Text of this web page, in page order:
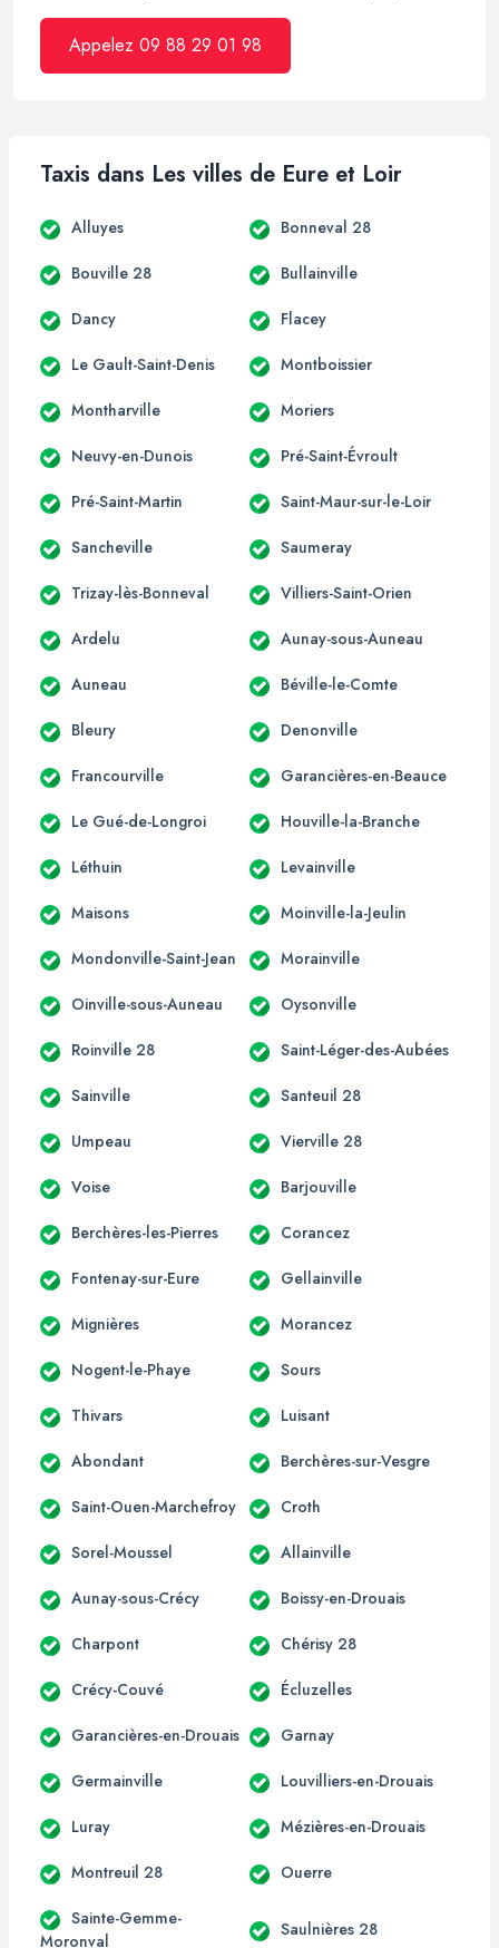
Appelez 09 88 29 01 98
Taxis dans Les villes de Eure et Loir
Alluyes Bonneval 28
Bouville 28 Bullainville
Dancy Flacey
Le Gault-Saint-Denis Montboissier
Montharville Moriers
Neuvy-en-Dunois Pré-Saint-Évroult
Pré-Saint-Martin Saint-Maur-sur-le-Loir
Sancheville Saumeray
Trizay-lès-Bonneval Villiers-Saint-Orien
Ardelu Aunay-sous-Auneau
Auneau Béville-le-Comte
Bleury Denonville
Francourville Garancières-en-Beauce
Le Gué-de-Longroi Houville-la-Branche
Léthuin Levainville
Maisons Moinville-la-Jeulin
Mondonville-Saint-Jean Morainville
Oinville-sous-Auneau Oysonville
Roinville 28 Saint-Léger-des-Aubées
Sainville Santeuil 28
Umpeau Vierville 28
Voise Barjouville
Berchères-les-Pierres Corancez
Fontenay-sur-Eure Gellainville
Mignières Morancez
Nogent-le-Phaye Sours
Thivars Luisant
Abondant Berchères-sur-Vesgre
Saint-Ouen-Marchefroy Croth
Sorel-Moussel Allainville
Aunay-sous-Crécy Boissy-en-Drouais
Charpont Chérisy 28
Crécy-Couvé Écluzelles
Garancières-en-Drouais Garnay
Germainville Louvilliers-en-Drouais
Luray Mézières-en-Drouais
Montreuil 28 Ouerre
Sainte-Gemme-
Moronval
Saulnières 28